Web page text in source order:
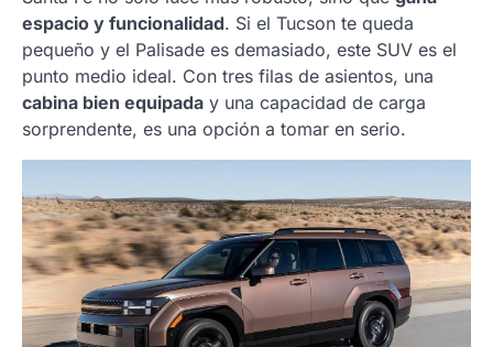
espacio y funcionalidad. Si el Tucson te queda
pequeño y el Palisade es demasiado, este SUV es el
punto medio ideal. Con tres filas de asientos, una
cabina bien equipada y una capacidad de carga
sorprendente, es una opción a tomar en serio.